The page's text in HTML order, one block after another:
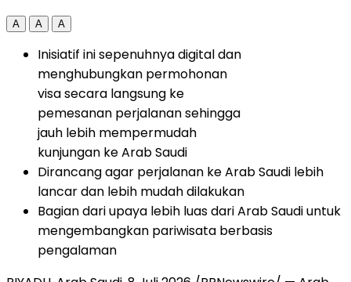
A A A
Inisiatif ini sepenuhnya digital dan
menghubungkan permohonan
visa secara langsung ke
pemesanan perjalanan sehingga
jauh lebih mempermudah
kunjungan ke Arab Saudi
Dirancang agar perjalanan ke Arab Saudi lebih
lancar dan lebih mudah dilakukan
Bagian dari upaya lebih luas dari Arab Saudi untuk
mengembangkan pariwisata berbasis
pengalaman